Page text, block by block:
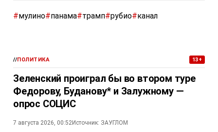
#мулино#панама#трамп#рубио#канал
//ПОЛИТИКА 13+
Зеленский проиграл бы во втором туре
Федорову, Буданову* и Залужному —
опрос СОЦИС
7 августа 2026, 00:52Источник: ЗАУГЛОМ